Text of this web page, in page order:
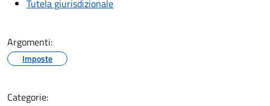
Tutela giurisdizionale
Argomenti:
Imposte
Categorie: